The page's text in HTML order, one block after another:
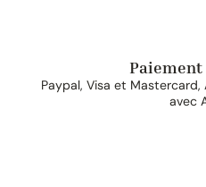
Paiement
Paypal, Visa et
avec